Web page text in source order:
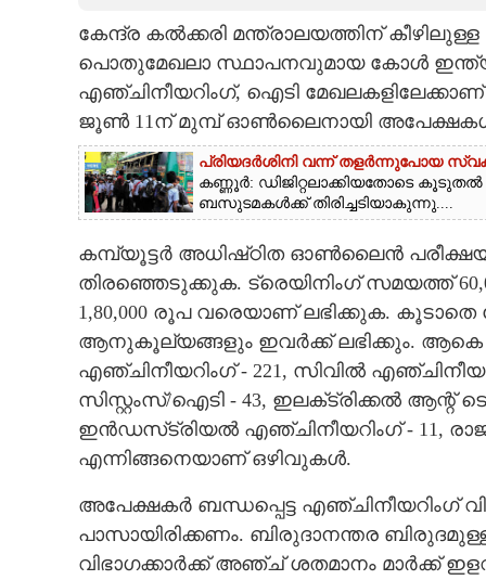
CARTOONS
LITERATURE
CONTACT US
കേന്ദ്ര കൽക്കരി മന്ത്രാലയത്തിന്
പൊതുമേഖലാ സ്ഥാപനവുമായ കോൾ ഇന്ത്യ
എഞ്ചിനീയറിംഗ്, ഐടി
ജൂൺ 11ന് മുമ്പ് ഓൺലൈനായി അപേക്ഷകൾ
പ്രിയദർശിനി വന്ന് തളർന്നുപോയ
കണ്ണൂർ: ഡിജിറ്റലാക്കിയതോടെ
ബസുടമകൾക്ക് തിരിച്ചടിയാകുന്നു....
കമ്പ്യൂട്ടർ അധിഷ്‌ഠിത ഓൺലൈൻ
തിരഞ്ഞെടുക്കുക. ട്രെയിനിംഗ് സമയത്ത്
1,80,000 രൂപ വരെയാണ് ലഭിക്കുക. കൂടാതെ
ആനുകൂല്യങ്ങളും ഇവർക്ക് ലഭിക്കും. ആകെ
എഞ്ചിനീയറിംഗ് - 221, സിവിൽ
സിസ്റ്റംസ്/ഐടി - 43, ഇലക്‌ട്രിക്കൽ ആന്റ്
ഇൻഡസ്‌ട്രിയൽ എഞ്ചിനീയറിംഗ് - 11,
എന്നിങ്ങനെയാണ് ഒഴിവുകൾ.
അപേക്ഷകർ ബന്ധപ്പെട്ട എ‌ഞ്ചിനീയറിംഗ്
പാസായിരിക്കണം. ബിരുദാനന്തര
വിഭാഗക്കാർക്ക് അഞ്ച് ശതമാനം മാർക്ക്